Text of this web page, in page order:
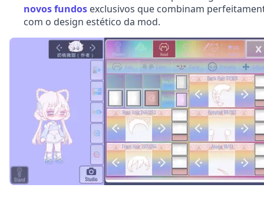
novos fundos exclusivos que combinam
com o design estético da mod.